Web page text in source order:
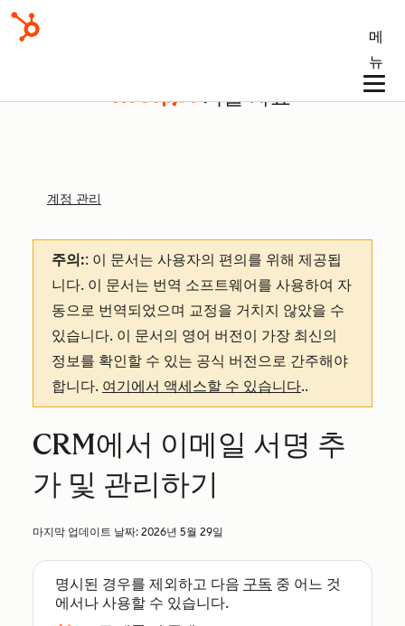
메
뉴
기술 자료
계정 관리
주의:: 이 문서는 사용자의 편의를 위해 제공됩
니다. 이 문서는 번역 소프트웨어를 사용하여 자
동으로 번역되었으며 교정을 거치지 않았을 수
있습니다. 이 문서의 영어 버전이 가장 최신의
정보를 확인할 수 있는 공식 버전으로 간주해야
합니다. 여기에서 액세스할 수 있습니다..
CRM에서 이메일 서명 추
가 및 관리하기
마지막 업데이트 날짜: 2026년 5월 29일
명시된 경우를 제외하고 다음 구독 중 어느 것
에서나 사용할 수 있습니다.